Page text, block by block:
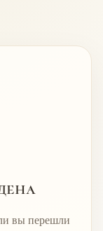
вы перешли